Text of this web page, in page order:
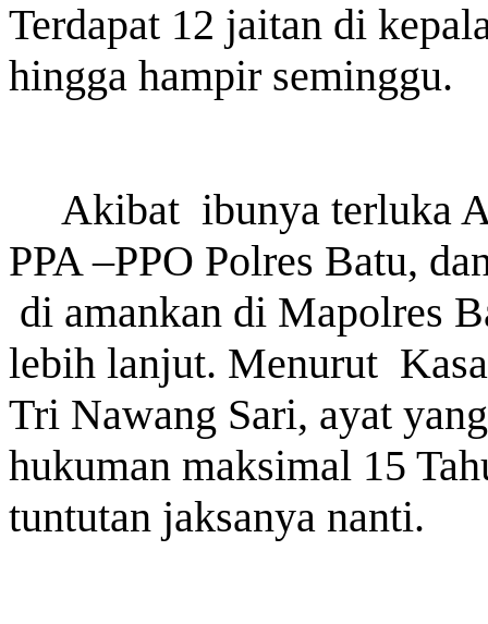
Bank Jatim Dukung Misi Dagang Dan
Bagi UMKM
HONG KONG, KORANRAKYAT.COM,-23 Juli 2026. PT
Tbk (Bank Jatim) terus mendorong pertumbuhan ekonomi
dukungan terhadap kegiatan Misi Dagang dan Investasi
digelar di Regal Hotel Hong Kong pada Kamis...
Terdapat 12 jaitan di
hingga hampir seminggu.
Akibat ibunya terluka
PPA –PPO Polres Batu,
di amankan di Mapolres
lebih lanjut. Menurut
Tri Nawang Sari, ayat
hukuman maksimal 15
tuntutan jaksanya nanti.